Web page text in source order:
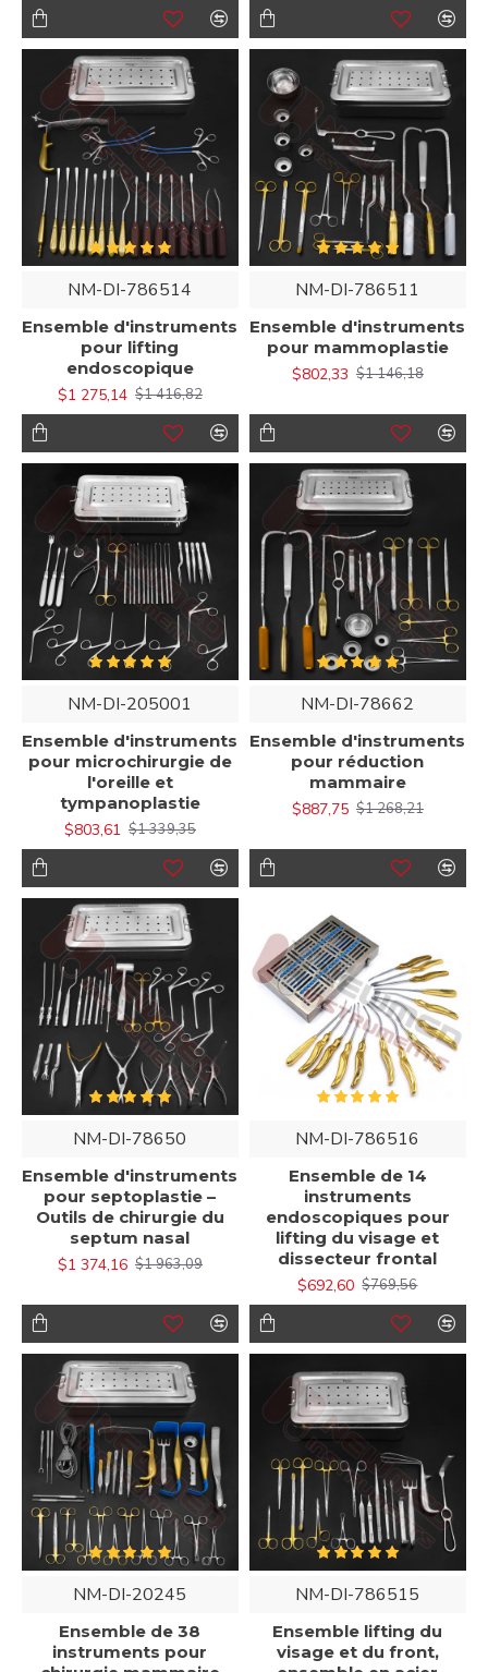
NM-DI-786514
Ensemble d'instruments
pour lifting
endoscopique
$1 275,14 $1 416,82
NM-DI-786511
Ensemble d'instruments
pour mammoplastie
$802,33 $1 146,18
NM-DI-205001
Ensemble d'instruments
pour microchirurgie de
l'oreille et
tympanoplastie
$803,61 $1 339,35
NM-DI-78662
Ensemble d'instruments
pour réduction
mammaire
$887,75 $1 268,21
NM-DI-78650
Ensemble d'instruments
pour septoplastie –
Outils de chirurgie du
septum nasal
$1 374,16 $1 963,09
NM-DI-786516
Ensemble de 14
instruments
endoscopiques pour
lifting du visage et
dissecteur frontal
$692,60 $769,56
NM-DI-20245
Ensemble de 38
instruments pour
NM-DI-786515
Ensemble lifting du
visage et du front,